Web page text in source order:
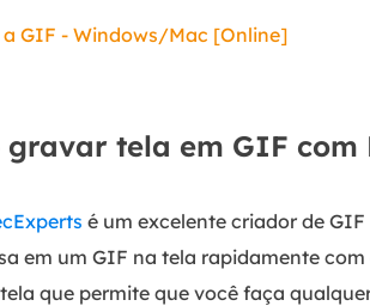
GIF - Windows/Mac [Online]
gravar tela em GIF com
é um excelente criador de
em um GIF na tela rapidamente
que permite que você faça